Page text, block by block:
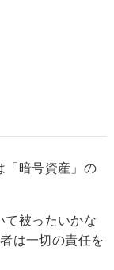
「暗号資産」の
て被ったいかな
は一切の責任を